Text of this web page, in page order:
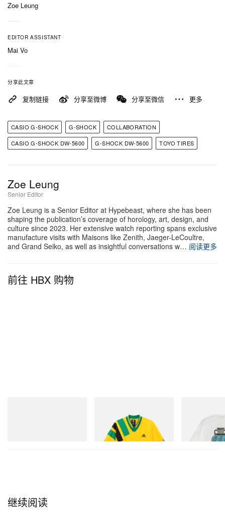
Zoe Leung
EDITOR ASSISTANT
Mai Vo
分享此文章
复制链接 分享至微博 分享至微信 更多
CASIO G-SHOCK G-SHOCK
COLLABORATION
CASIO G-SHOCK DW-5600
G-SHOCK DW-5600 TOYO TIRES
Zoe Leung
Senior Editor
Zoe Leung is a Senior Editor at Hypebeast, where she has been
shaping the publication’s coverage of horology, art, design, and
culture since 2023. Her extensive watch reporting spans exclusive
manufacture visits with Maisons like Zenith, Jaeger-LeCoultre,
and Grand Seiko, as well as insightful conversations w… 阅读更多
前往 HBX 购物
Adidas Originals X Brain
Dead Disney Football Jersey
立刻购入
继续阅读